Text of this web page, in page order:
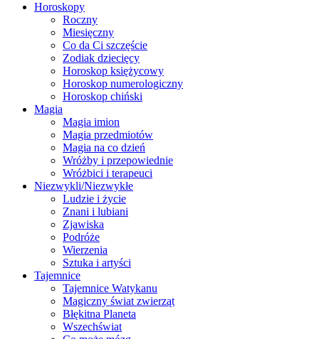
Horoskopy
Roczny
Miesięczny
Co da Ci szczęście
Zodiak dziecięcy
Horoskop księżycowy
Horoskop numerologiczny
Horoskop chiński
Magia
Magia imion
Magia przedmiotów
Magia na co dzień
Wróżby i przepowiednie
Wróżbici i terapeuci
Niezwykli/Niezwykłe
Ludzie i życie
Znani i lubiani
Zjawiska
Podróże
Wierzenia
Sztuka i artyści
Tajemnice
Tajemnice Watykanu
Magiczny świat zwierząt
Błękitna Planeta
Wszechświat